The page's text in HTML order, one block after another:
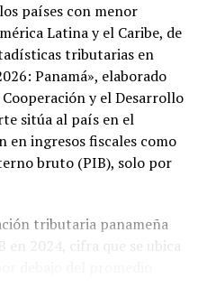
países con menor
Latina y el Caribe, de
tributarias en
Panamá», elaborado
y el Desarrollo
sitúa al país en el
ingresos fiscales como
bruto (PIB), solo por
tributaria panameña
2024, cifra que se ubica